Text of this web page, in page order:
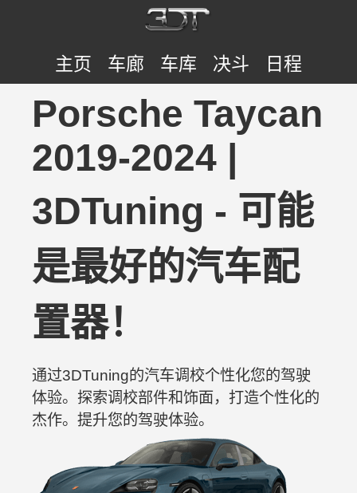
主页 车廊 车库 决斗 日程
Porsche Taycan
2019-2024 |
3DTuning - 可能
是最好的汽车配
置器！
通过3DTuning的汽车调校个性化您的驾驶
体验。探索调校部件和饰面，打造个性化的
杰作。提升您的驾驶体验。